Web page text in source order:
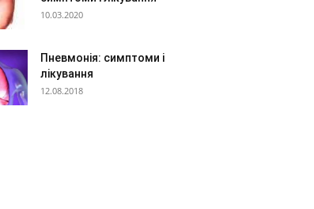
10.03.2020
Пневмонія: симптоми і
лікування
12.08.2018